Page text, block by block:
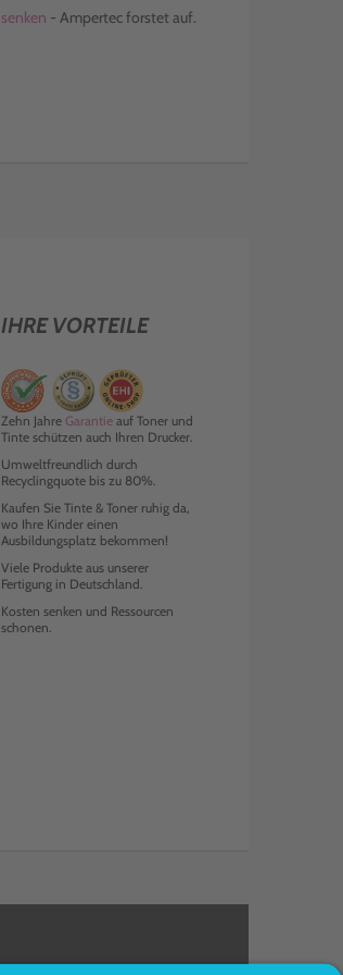
senken - Ampertec forstet auf.
IHRE VORTEILE
Zehn Jahre Garantieauf Toner und
Tinte schützen auch Ihren Drucker.
Umweltfreundlich durch
Recyclingquote bis zu 80%.
Kaufen Sie Tinte & Toner ruhig da,
wo Ihre Kinder einen
Ausbildungsplatz bekommen!
Viele Produkte aus unserer
Fertigung in Deutschland.
Kosten senken und Ressourcen
schonen.